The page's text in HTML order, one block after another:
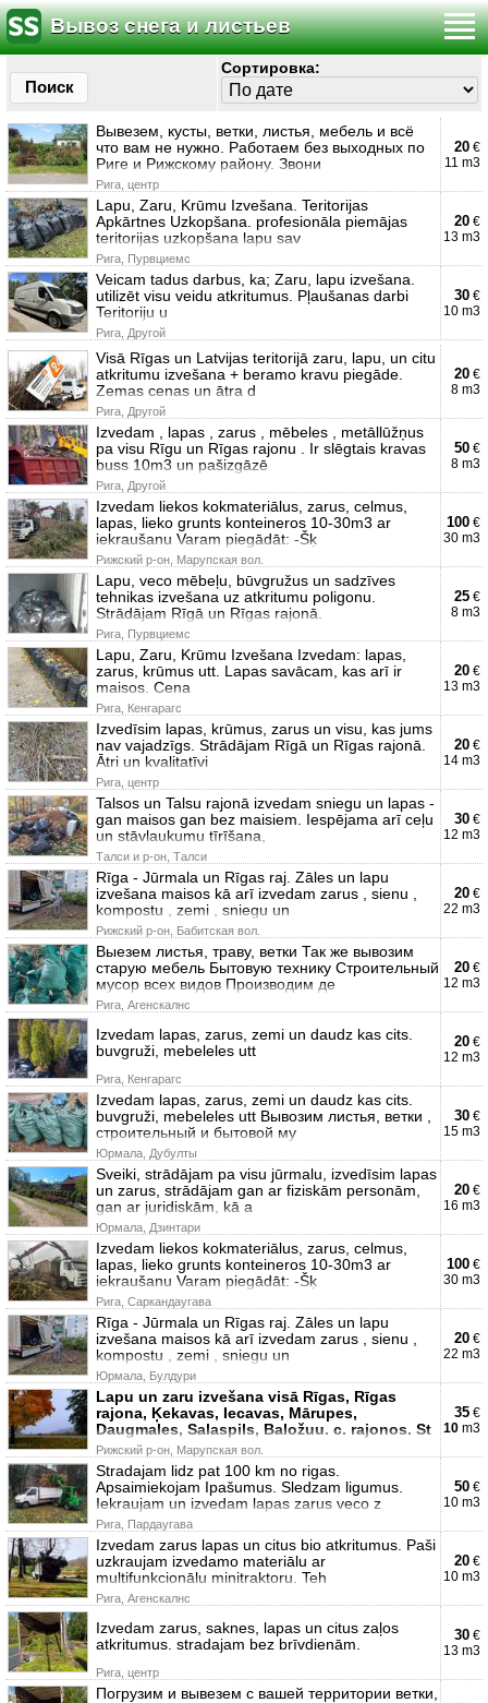
Вывоз снега и листьев
Поиск
Сортировка:
Вывезем, кусты, ветки, листья, мебель и всё
что вам не нужно. Работаем без выходных по
Риге и Рижскому району. Звони
Рига, центр
20 €
11 m3
Lapu, Zaru, Krūmu Izvešana. Teritorijas
Apkārtnes Uzkopšana. profesionāla piemājas
teritorijas uzkopšana lapu sav
Рига, Пурвциемс
20 €
13 m3
Veicam tadus darbus, ka; Zaru, lapu izvešana.
utilizēt visu veidu atkritumus. Pļaušanas darbi
Teritoriju u
Рига, Другой
30 €
10 m3
Visā Rīgas un Latvijas teritorijā zaru, lapu, un citu
atkritumu izvešana + beramo kravu piegāde.
Zemas cenas un ātra d
Рига, Другой
20 €
8 m3
Izvedam , lapas , zarus , mēbeles , metāllūžņus
pa visu Rīgu un Rīgas rajonu . Ir slēgtais kravas
buss 10m3 un pašizgāzē
Рига, Другой
50 €
8 m3
Izvedam liekos kokmateriālus, zarus, celmus,
lapas, lieko grunts konteineros 10-30m3 ar
iekraušanu Varam piegādāt: -Šķ
Рижский р-он, Марупская вол.
100 €
30 m3
Lapu, veco mēbeļu, būvgružus un sadzīves
tehnikas izvešana uz atkritumu poligonu.
Strādājam Rīgā un Rīgas rajonā.
Рига, Пурвциемс
25 €
8 m3
Lapu, Zaru, Krūmu Izvešana Izvedam: lapas,
zarus, krūmus utt. Lapas savācam, kas arī ir
maisos. Cena
Рига, Кенгарагс
20 €
13 m3
Izvedīsim lapas, krūmus, zarus un visu, kas jums
nav vajadzīgs. Strādājam Rīgā un Rīgas rajonā.
Ātri un kvalitatīvi
Рига, центр
20 €
14 m3
Talsos un Talsu rajonā izvedam sniegu un lapas -
gan maisos gan bez maisiem. Iespējama arī ceļu
un stāvlaukumu tīrīšana,
Талси и р-он, Талси
30 €
12 m3
Rīga - Jūrmala un Rīgas raj. Zāles un lapu
izvešana maisos kā arī izvedam zarus , sienu ,
kompostu , zemi , sniegu un
Рижский р-он, Бабитская вол.
20 €
22 m3
Выезем листья, траву, ветки Так же вывозим
старую мебель Бытовую технику Строительный
мусор всех видов Производим де
Рига, Агенскалнс
20 €
12 m3
Izvedam lapas, zarus, zemi un daudz kas cits.
buvgruži, mebeleles utt
Рига, Кенгарагс
20 €
12 m3
Izvedam lapas, zarus, zemi un daudz kas cits.
buvgruži, mebeleles utt Вывозим листья, ветки ,
строительный и бытовой му
Юрмала, Дубулты
30 €
15 m3
Sveiki, strādājam pa visu jūrmalu, izvedīsim lapas
un zarus, strādājam gan ar fiziskām personām,
gan ar juridiskām, kā a
Юрмала, Дзинтари
20 €
16 m3
Izvedam liekos kokmateriālus, zarus, celmus,
lapas, lieko grunts konteineros 10-30m3 ar
iekraušanu Varam piegādāt: -Šķ
Рига, Саркандаугава
100 €
30 m3
Rīga - Jūrmala un Rīgas raj. Zāles un lapu
izvešana maisos kā arī izvedam zarus , sienu ,
kompostu , zemi , sniegu un
Юрмала, Булдури
20 €
22 m3
Lapu un zaru izvešana visā Rīgas, Rīgas
rajona, Ķekavas, Iecavas, Mārupes,
Daugmales, Salaspils, Baložuu. c. rajonos. St
Рижский р-он, Марупская вол.
35 €
10 m3
Stradajam lidz pat 100 km no rigas.
Apsaimiekojam Ipašumus. Sledzam ligumus.
Iekraujam un izvedam lapas zarus veco z
Рига, Пардаугава
50 €
10 m3
Izvedam zarus lapas un citus bio atkritumus. Paši
uzkraujam izvedamo materiālu ar
multifunkcionālu minitraktoru. Teh
Рига, Агенскалнс
20 €
10 m3
Izvedam zarus, saknes, lapas un citus zaļos
atkritumus. stradajam bez brīvdienām.
Рига, центр
30 €
13 m3
Погрузим и вывезем с вашей территории ветки,